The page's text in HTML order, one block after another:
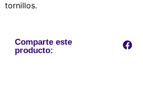
tornillos.
Comparte este
producto: